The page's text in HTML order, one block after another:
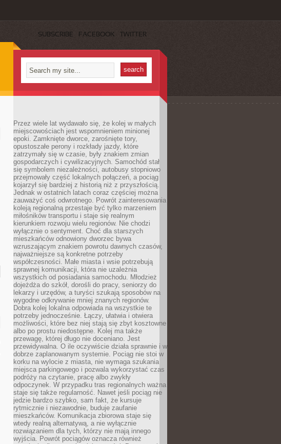
SUBSCRIBE FACEBOOK TWITTER
Przez wiele lat wydawało się, że kolej w małych
miejscowościach jest wspomnieniem minionej
epoki. Zamknięte dworce, zarośnięte tory,
opustoszałe perony i rozkłady jazdy, które
zatrzymały się w czasie, były znakiem zmian
gospodarczych i cywilizacyjnych. Samochód stał
się symbolem niezależności, autobusy stopniowo
przejmowały część lokalnych połączeń, a pociąg
kojarzył się bardziej z historią niż z przyszłością.
Jednak w ostatnich latach coraz częściej można
zauważyć coś odwrotnego. Powrót zainteresowania
koleją regionalną przestaje być tylko marzeniem
miłośników transportu i staje się realnym
kierunkiem rozwoju wielu regionów. Nie chodzi
wyłącznie o sentyment. Choć dla starszych
mieszkańców odnowiony dworzec bywa
wzruszającym znakiem powrotu dawnych czasów,
najważniejsze są konkretne potrzeby
współczesności. Małe miasta i wsie potrzebują
sprawnej komunikacji, która nie uzależnia
wszystkich od posiadania samochodu. Młodzież
dojeżdża do szkół, dorośli do pracy, seniorzy do
lekarzy i urzędów, a turyści szukają sposobów na
wygodne odkrywanie mniej znanych regionów.
Dobra kolej lokalna odpowiada na wszystkie te
potrzeby jednocześnie. Łączy, ułatwia i otwiera
możliwości, które bez niej stają się zbyt kosztowne
albo po prostu niedostępne. Kolej ma także
przewagę, której długo nie doceniano. Jest
przewidywalna. O ile oczywiście działa sprawnie i w
dobrze zaplanowanym systemie. Pociąg nie stoi w
korku na wylocie z miasta, nie wymaga szukania
miejsca parkingowego i pozwala wykorzystać czas
podróży na czytanie, pracę albo zwykły
odpoczynek. W przypadku tras regionalnych ważna
staje się także regularność. Nawet jeśli pociąg nie
jedzie bardzo szybko, sam fakt, że kursuje
rytmicznie i niezawodnie, buduje zaufanie
mieszkańców. Komunikacja zbiorowa staje się
wtedy realną alternatywą, a nie wyłącznie
rozwiązaniem dla tych, którzy nie mają innego
wyjścia. Powrót pociągów oznacza również